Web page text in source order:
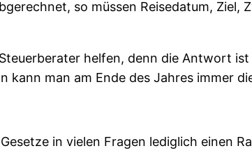
so müssen Reisedatum, Ziel,
helfen, denn die Antwort
man am Ende des Jahres immer
in vielen Fragen lediglich einen